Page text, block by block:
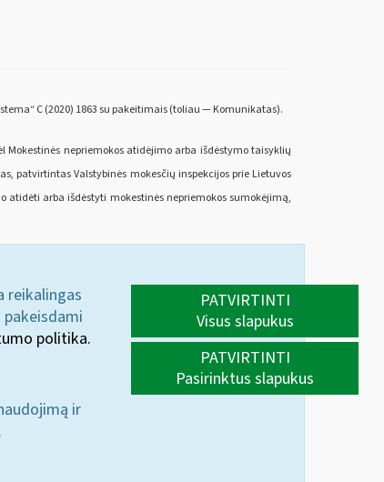
C (2020) 1863 su pakeitimais (toliau — Komunikatas).
Mokestinės nepriemokos atidėjimo arba išdėstymo taisyklių
patvirtintas Valstybinės mokesčių inspekcijos prie Lietuvos
atidėti arba išdėstyti mokestinės nepriemokos sumokėjimą,
reikalingas
politika.
ir
PATVIRTINTI
Visus slapukus
PATVIRTINTI
Pasirinktus slapukus